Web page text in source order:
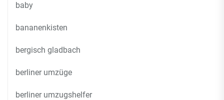
baby
bananenkisten
bergisch gladbach
berliner umzüge
berliner umzugshelfer